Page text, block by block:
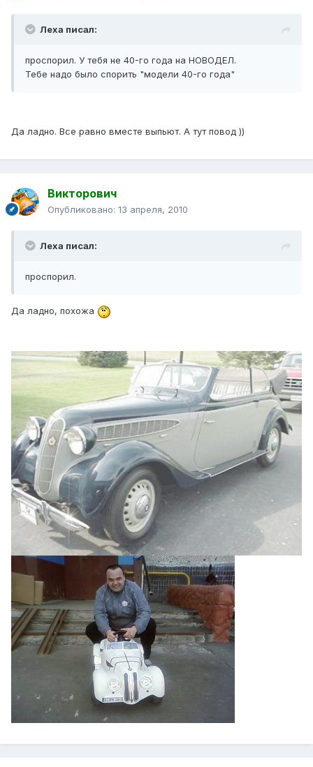
Леха писал:
проспорил. У тебя не 40-го года на НОВОДЕЛ.
Тебе надо было спорить "модели 40-го года"
Да ладно. Все равно вместе выпьют. А тут повод ))
Викторович
Опубликовано: 13 апреля, 2010
Леха писал:
проспорил.
Да ладно, похожа